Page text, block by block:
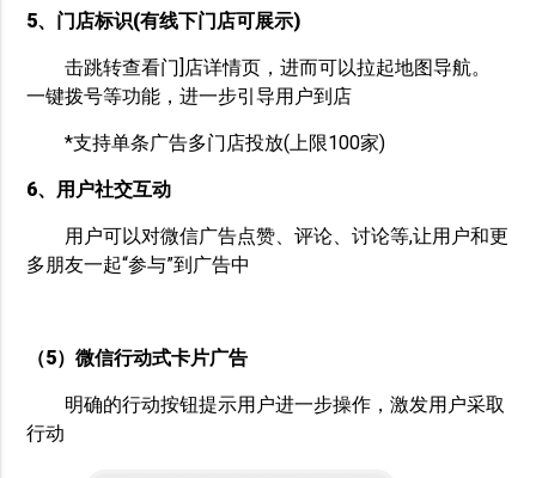
5、门店标识(有线下门店可展示)
击跳转查看门]店详情页，进而可以拉起地图导航。
一键拨号等功能，进一步引导用户到店
*支持单条广告多门店投放(上限100家)
6、用户社交互动
用户可以对微信广告点赞、评论、讨论等,让用户和更
多朋友一起“参与”到广告中
（5）微信行动式卡片广告
明确的行动按钮提示用户进一步操作，激发用户采取
行动